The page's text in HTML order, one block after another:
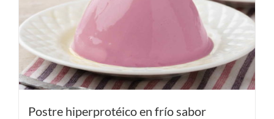
Postre hiperprotéico en frío sabor